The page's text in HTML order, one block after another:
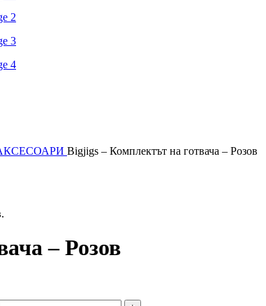
Bigjigs – Комплектът на готвача – Розов
– Розов